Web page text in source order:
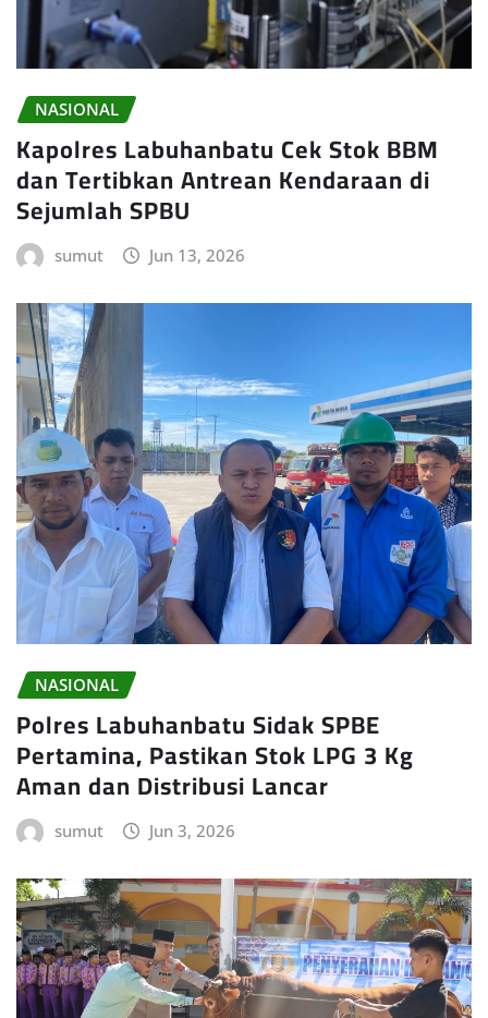
NASIONAL
Kapolres Labuhanbatu Cek Stok BBM
dan Tertibkan Antrean Kendaraan di
Sejumlah SPBU
sumut Jun 13, 2026
NASIONAL
Polres Labuhanbatu Sidak SPBE
Pertamina, Pastikan Stok LPG 3 Kg
Aman dan Distribusi Lancar
sumut Jun 3, 2026